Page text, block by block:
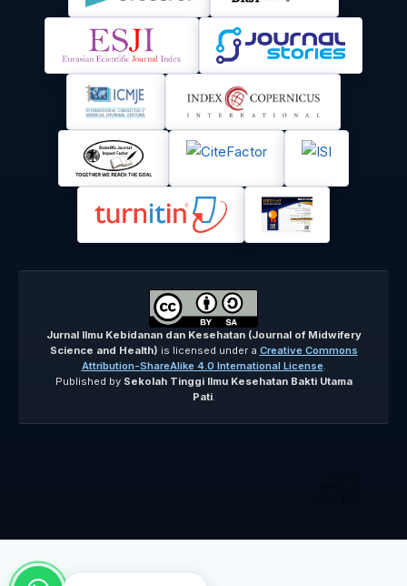
Jurnal Ilmu Kebidanan dan Kesehatan (Journal of Midwifery
Science and Health) is licensed under a Creative Commons
Attribution-ShareAlike 4.0 International License.
Published by Sekolah Tinggi Ilmu Kesehatan Bakti Utama
Pati.